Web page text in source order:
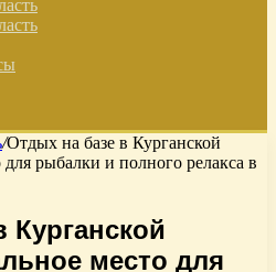
/Отдых на базе в Курганской
рыбалки и полного релакса в
Курганской
место для